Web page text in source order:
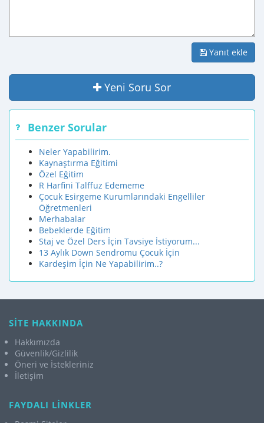
Yanıt ekle
Yeni Soru Sor
Benzer Sorular
Neler Yapabilirim.
Kaynaştırma Eğitimi
Özel Eğitim
R Harfini Talffuz Edememe
Çocuk Esirgeme Kurumlarındaki Engelliler
Öğretmenleri
Merhabalar
Bebeklerde Eğitim
Staj ve Özel Ders İçin Tavsiye İstiyorum...
13 Aylık Down Sendromu Çocuk İçin
Kardeşim İçin Ne Yapabilirim..?
SİTE HAKKINDA
Hakkımızda
Güvenlik/Gizlilik
Öneri ve İstekleriniz
İletişim
FAYDALI LİNKLER